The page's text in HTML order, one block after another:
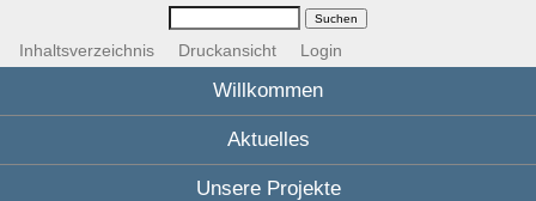
Inhaltsverzeichnis Druckansicht Login
Willkommen
Aktuelles
Unsere Projekte